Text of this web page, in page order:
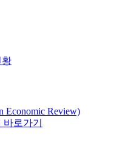
황
Economic Review)
로가기